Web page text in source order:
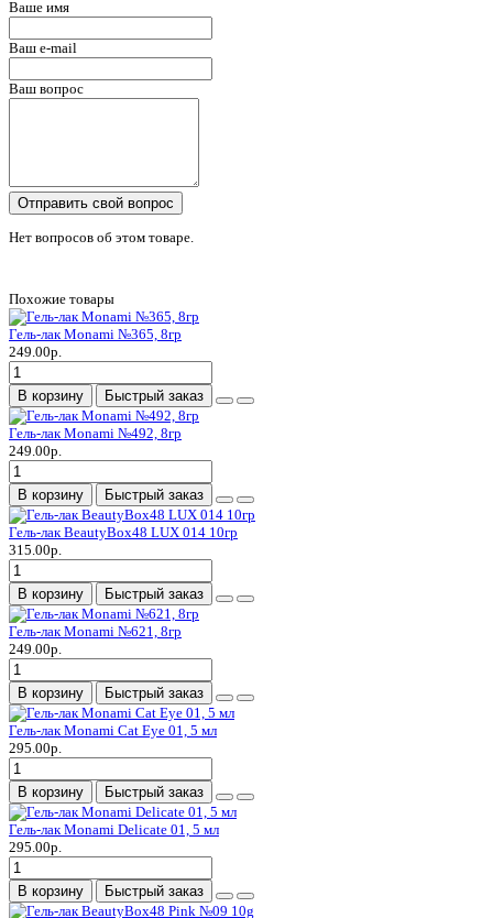
Ваше имя
Ваш e-mail
Ваш вопрос
Отправить свой вопрос
Нет вопросов об этом товаре.
Похожие товары
Гель-лак Monami №365, 8гр
249.00р.
В корзину Быстрый заказ
Гель-лак Monami №492, 8гр
249.00р.
В корзину Быстрый заказ
Гель-лак BeautyBox48 LUX 014 10гр
315.00р.
В корзину Быстрый заказ
Гель-лак Monami №621, 8гр
249.00р.
В корзину Быстрый заказ
Гель-лак Monami Cat Eye 01, 5 мл
295.00р.
В корзину Быстрый заказ
Гель-лак Monami Delicate 01, 5 мл
295.00р.
В корзину Быстрый заказ